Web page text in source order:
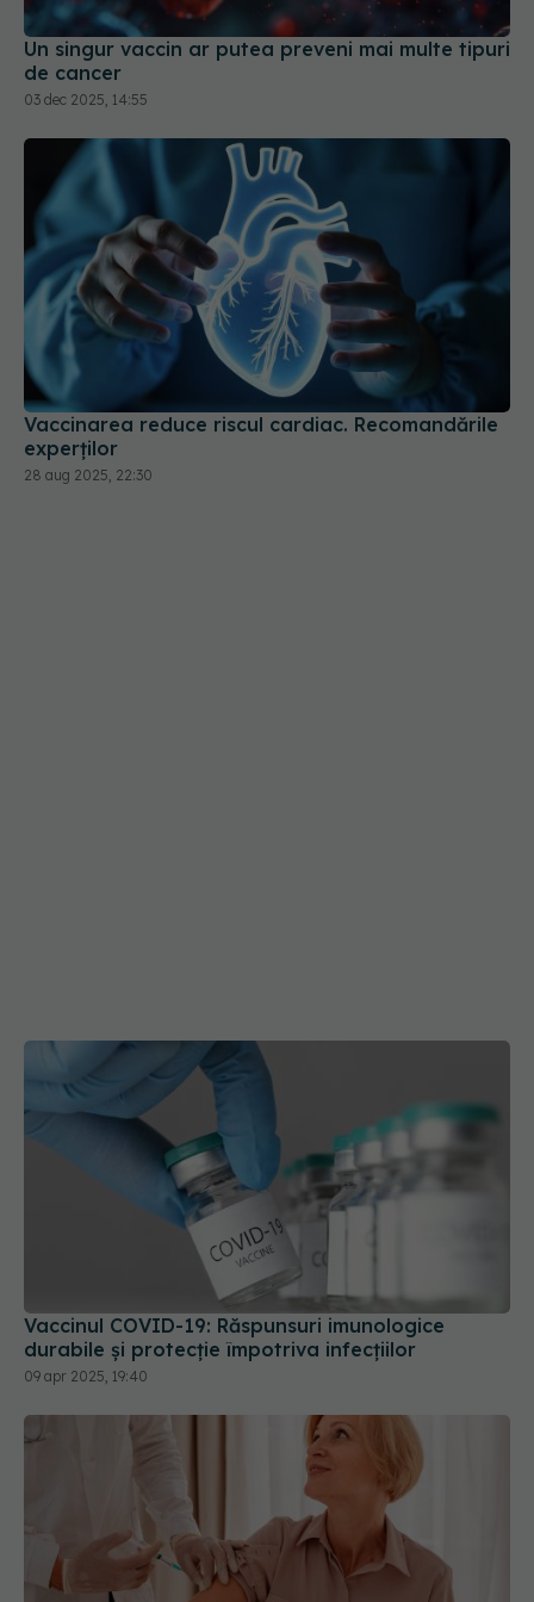
Un singur vaccin ar putea preveni mai multe tipuri
de cancer
03 dec 2025, 14:55
Vaccinarea reduce riscul cardiac. Recomandările
experților
28 aug 2025, 22:30
Vaccinul COVID-19: Răspunsuri imunologice
durabile și protecție împotriva infecțiilor
09 apr 2025, 19:40